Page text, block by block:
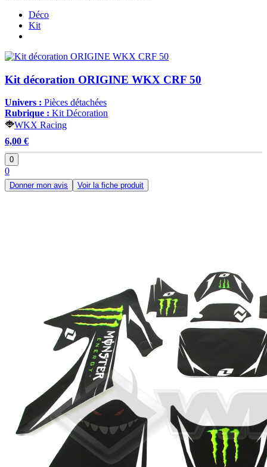
Déco
Kit
Kit décoration ORIGINE WKX CRF 50
Univers : Pièces détachées
Rubrique : Kit Décoration
WKX Racing
6,00 €
0
0
Donner mon avis Voir la fiche produit